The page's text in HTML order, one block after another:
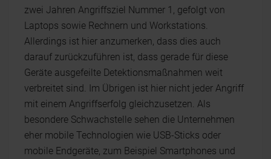
zwei Jahren Angriffsziel Nummer 1, gefolgt von
Laptops sowie Rechnern und Workstations.
Allerdings ist hier anzumerken, dass dies auch
darauf zurückzuführen ist, dass gerade für diese
Geräte ausgefeilte Detektionsmaßnahmen weit
verbreitet sind. Im Übrigen ist hier nicht jeder Angriff
mit einem Angriffserfolg gleichzusetzen. Als
besondere Schwachstelle sehen die Unternehmen
eher mobile Technologien wie USB-Sticks oder
mobile Endgeräte, zum Beispiel Smartphones und